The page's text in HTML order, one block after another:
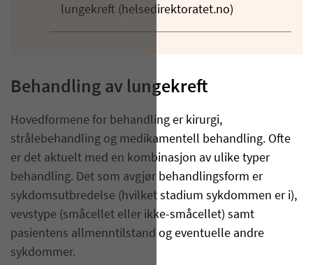
lungekreft (helsedirektoratet.no)
Behandling av lungekreft
Hovedformene for behandling er kirurgi,
strålebehandling og medikamentell behandling. Ofte
er det aktuelt med en kombinasjon av ulike typer
behandling. Det som avgjør behandlingsform er
sykdomsutbredelse (hvilket stadium sykdommen er i),
vevstype (småcellet eller ikke-småcellet) samt
pasientens allmenntilstand og eventuelle andre
sykdommer.